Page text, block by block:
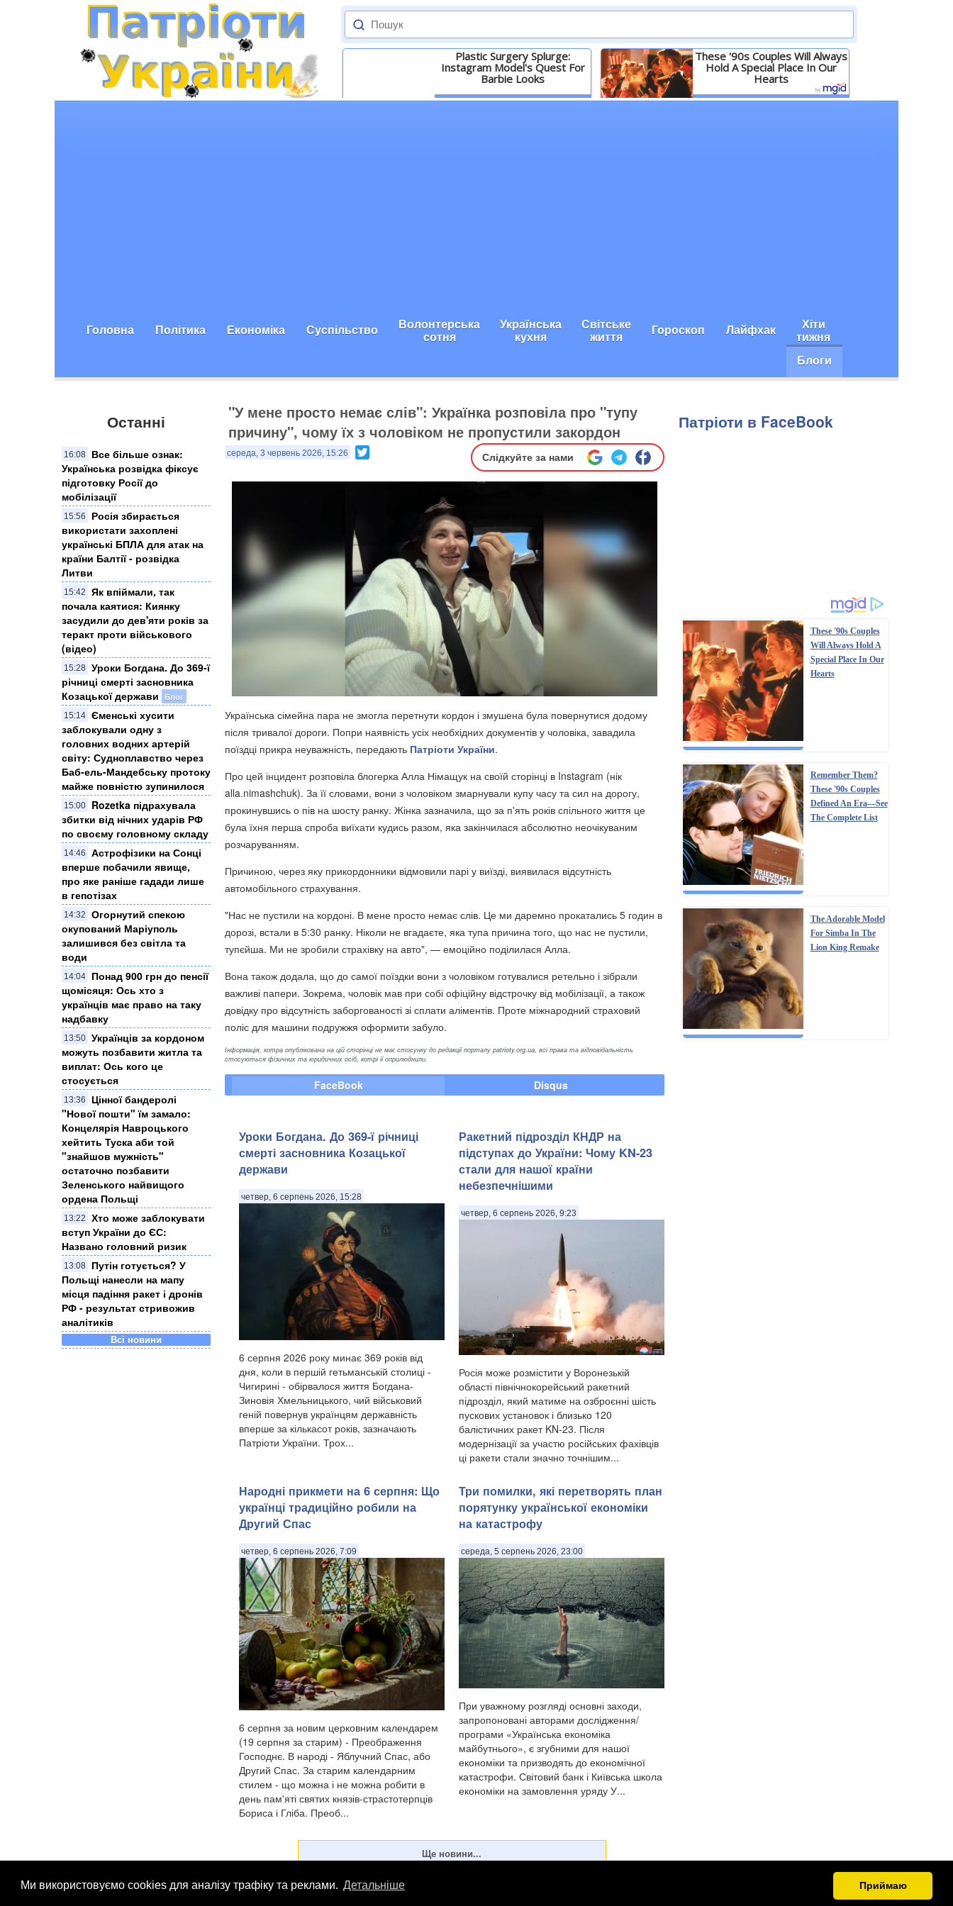
Ми використовуємо cookies для аналізу трафіку та реклами. Детальніше Приймаю
Plastic Surgery Splurge:
Instagram Model's Quest For
Barbie Looks
Детальніше
These '90s Couples Will Always
Hold A Special Place In Our
Hearts
Детальніше
Головна Політика Економіка Суспільство Волонтерська
сотня
Українська
кухня
Світське
життя Гороскоп Лайфхак Хіти
тижня
Блоги
Останні
16:08
Все більше ознак:
Українська розвідка фіксує
підготовку Росії до
мобілізації
15:56
Росія збирається
використати захоплені
українські БПЛА для атак на
країни Балтії - розвідка
Литви
15:42
Як впіймали, так
почала каятися: Киянку
засудили до дев'яти років за
теракт проти військового
(відео)
15:28 Уроки Богдана. До 369-ї
річниці смерті засновника
Козацької держави
Блог
15:14 Єменські хусити
заблокували одну з
головних водних артерій
світу: Судноплавство через
Баб-ель-Мандебську протоку
майже повністю зупинилося
15:00
Rozetka підрахувала
збитки від нічних ударів РФ
по своєму головному складу
14:46
Астрофізики на Сонці
вперше побачили явище,
про яке раніше гадади лише
в гепотізах
14:32
Огорнутий спекою
окупований Маріуполь
залишився без світла та
води
14:04
Понад 900 грн до пенсії
щомісяця: Ось хто з
українців має право на таку
надбавку
13:50 Українців за кордоном
можуть позбавити житла та
виплат: Ось кого це
стосується
13:36
Цінної бандеролі
"Нової пошти" їм замало:
Концелярія Навроцького
хейтить Туска аби той
"знайшов мужність"
остаточно позбавити
Зеленського найвищого
ордена Польщі
13:22
Хто може заблокувати
вступ України до ЄС:
Названо головний ризик
13:08
Путін готується? У
Польщі нанесли на мапу
місця падіння ракет і дронів
РФ - результат стривожив
аналітиків
Всі новини
"У мене просто немає слів": Українка розповіла про "тупу
причину", чому їх з чоловіком не пропустили закордон
середа, 3 червень 2026, 15:26 Слідкуйте за нами
Українська сімейна пара не змогла перетнути кордон і змушена була повернутися додому
після тривалої дороги. Попри наявність усіх необхідних документів у чоловіка, завадила
поїздці прикра неуважність, передають Патріоти України.
Про цей інцидент розповіла блогерка Алла Німащук на своїй сторінці в Instagram (нік
alla.nimashchuk). За її словами, вони з чоловіком змарнували купу часу та сил на дорогу,
прокинувшись о пів на шосту ранку. Жінка зазначила, що за п'ять років спільного життя це
була їхня перша спроба виїхати кудись разом, яка закінчилася абсолютно неочікуваним
розчаруванням.
Причиною, через яку прикордонники відмовили парі у виїзді, виявилася відсутність
автомобільного страхування.
"Нас не пустили на кордоні. В мене просто немає слів. Це ми даремно прокатались 5 годин в
дорозі, встали в 5:30 ранку. Ніколи не вгадаєте, яка тупа причина того, що нас не пустили,
тупєйша. Ми не зробили страхівку на авто", — емоційно поділилася Алла.
Вона також додала, що до самої поїздки вони з чоловіком готувалися ретельно і зібрали
важливі папери. Зокрема, чоловік мав при собі офіційну відстрочку від мобілізації, а також
довідку про відсутність заборгованості зі сплати аліментів. Проте міжнародний страховий
поліс для машини подружжя оформити забуло.
Інформація, котра опублікована на цій сторінці не має стосунку до редакції порталу patrioty.org.ua, всі права та відповідальність
стосуються фізичних та юридичних осіб, котрі її оприлюднили.
FaceBook Disqus
Уроки Богдана. До 369-ї річниці
смерті засновника Козацької
держави
четвер, 6 серпень 2026, 15:28
6 серпня 2026 року минає 369 років від
дня, коли в першій гетьманській столиці -
Чигирині - обірвалося життя Богдана-
Зиновія Хмельницького, чий військовий
геній повернув українцям державність
вперше за кількасот років, зазначають
Патріоти України. Трох...
Ракетний підрозділ КНДР на
підступах до України: Чому KN-23
стали для нашої країни
небезпечнішими
четвер, 6 серпень 2026, 9:23
Росія може розмістити у Воронезькій
області північнокорейський ракетний
підрозділ, який матиме на озброєнні шість
пускових установок і близько 120
балістичних ракет KN-23. Після
модернізації за участю російських фахівців
ці ракети стали значно точнішим...
Народні прикмети на 6 серпня: Що
українці традиційно робили на
Другий Спас
четвер, 6 серпень 2026, 7:09
6 серпня за новим церковним календарем
(19 серпня за старим) - Преображення
Господнє. В народі - Яблучний Спас, або
Другий Спас. За старим календарним
стилем - що можна і не можна робити в
день пам'яті святих князів-страстотерпців
Бориса і Гліба. Преоб...
Три помилки, які перетворять план
порятунку української економіки
на катастрофу
середа, 5 серпень 2026, 23:00
При уважному розгляді основні заходи,
запропоновані авторами дослідження/
програми «Українська економіка
майбутнього», є згубними для нашої
економіки та призводять до економічної
катастрофи. Світовий банк і Київська школа
економіки на замовлення уряду У...
Патріоти в FaceBook
These '90s Couples
Will Always Hold A
Special Place In Our
Hearts
Remember Them?
These '90s Couples
Defined An Era—See
The Complete List
The Adorable Model
For Simba In The
Lion King Remake
© Патріоти України 2026 Правова інформація